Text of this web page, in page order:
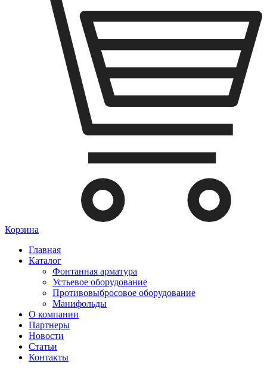
Корзина
Главная
Каталог
Фонтанная арматура
Устьевое оборудование
Противовыбросовое оборудование
Манифольды
О компании
Партнеры
Новости
Статьи
Контакты